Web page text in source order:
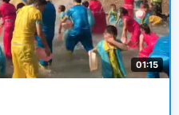
01:15